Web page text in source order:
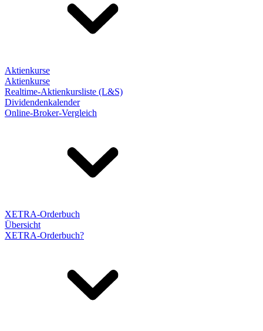
Aktienkurse
Aktienkurse
Realtime-Aktienkursliste (L&S)
Dividendenkalender
Online-Broker-Vergleich
XETRA-Orderbuch
Übersicht
XETRA-Orderbuch?